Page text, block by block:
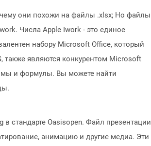
они похожи на файлы .xlsx; Но файлы
Числа Apple Iwork - это единое
набору Microsoft Office, который
также являются конкурентом Microsoft
и формулы. Вы можете найти
стандарте Oasisopen. Файл презентации
анимацию и другие медиа. Эти